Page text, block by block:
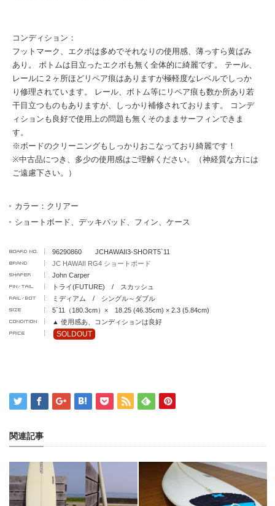
コンディション：
フットマーク、エクボは多めでそれなりの使用感、薄っすら黄ばみ
あり。 ボトムは目立ったエクボも無く全体的に綺麗です。 テール、
レールに２ヶ所ほどリペア痕はありますが極軽度なレベルでしっか
り修理されています。 レール、ボトム等にリペア痕も数か所あり若
干目立つものもありますが、しっかり補修されております。 コンデ
ィションも良好で使用上の問題も無くそのままサーフィンできま
す。
※ボードのクリーニングもしっかりおこなっており綺麗です！
※中古品につき、多少の使用感はご理解ください。（神経質な方には
ご遠慮下さい。）
カラー：クリアー
ショートボード、デッキパッド、フィン、ケース
96290860 JCHAWAII3-SHORT5`11
JC HAWAII RG4 ショートボード
John Carper
トライ(FUTURE) / スカッシュ
ミディアム / シングル～ダブル
5`11（180.3cm）× 18.25 (46.35cm) × 2.3 (5.84cm)
▲ 使用感あ、コンディションは良好
SOLDOUT
関連記事